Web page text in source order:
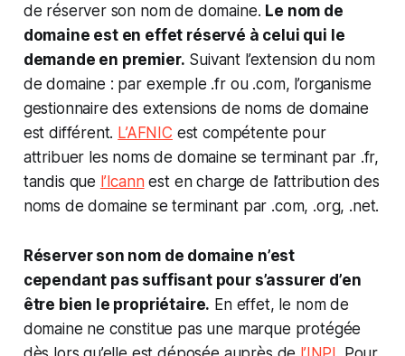
de réserver son nom de domaine. Le nom de
domaine est en effet réservé à celui qui le
demande en premier. Suivant l’extension du nom
de domaine : par exemple .fr ou .com, l’organisme
gestionnaire des extensions de noms de domaine
est différent. L’AFNIC est compétente pour
attribuer les noms de domaine se terminant par .fr,
tandis que l’Icannest en charge de l’attribution des
noms de domaine se terminant par .com, .org, .net.
Réserver son nom de domaine n’est
cependant pas suffisant pour s’assurer d’en
être bien le propriétaire. En effet, le nom de
domaine ne constitue pas une marque protégée